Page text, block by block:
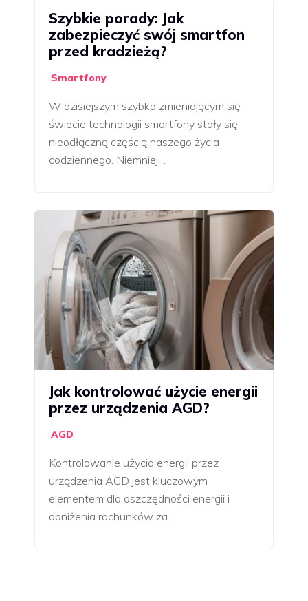
Szybkie porady: Jak
zabezpieczyć swój smartfon
przed kradzieżą?
Smartfony
W dzisiejszym szybko zmieniającym się
świecie technologii smartfony stały się
nieodłączną częścią naszego życia
codziennego. Niemniej…
Jak kontrolować użycie energii
przez urządzenia AGD?
AGD
Kontrolowanie użycia energii przez
urządzenia AGD jest kluczowym
elementem dla oszczędności energii i
obniżenia rachunków za…